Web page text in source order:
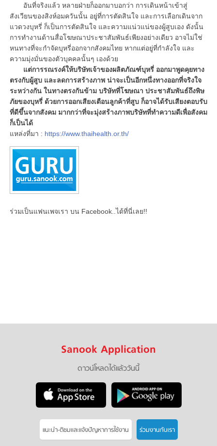
อันที่จริงแล้ว หลายฝ่ายก็ออกมาบอกว่า การเดินหน้าเข้าสู่
สังเวียนของสิงห์อมควันนั้น อยู่ที่การตัดสินใจ และการเลือกเดินจาก
แวดวงบุหรี่ ก็เป็นการตัดสินใจ และความแน่วแน่ของผู้สูบเอง ดังนั้น
การทำงานด้านสื่อโฆษณาประชาสัมพันธ์เพียงอย่างเดียว อาจไม่ใช่
หนทางที่จะกำจัดบุหรี่ออกจากสังคมไทย หากแต่อยู่ที่กำลังใจ และ
ความมุ่งมั่นของตัวบุคคลนั้นๆ เองด้วย
แต่การรณรงค์ให้บริษัทเจ้าของผลิตภัณฑ์บุหรี่ ออกมาพูดคุยทาง
ตรงกับผู้สูบ และลดการสร้างภาพ น่าจะเป็นอีกหนึ่งทางออกที่จริงใจ
ระหว่างกัน ในทางตรงกันข้าม บริษัทที่โฆษณา ประชาสัมพันธ์ถึงพิษ
ภัยของบุหรี่ ด้วยการออกเสียงเตือนลูกค้าที่สูบ ก็อาจได้รับเสียงตอบรับ
ที่ดีขึ้นจากสังคม มากกว่าที่จะมุ่งสร้างภาพบริษัทที่ทำความดีเพื่อสังคม
ก็เป็นได้
แหล่งที่มา : https://www.thaihealth.or.th/
ร่วมเป็นแฟนเพจเรา บน Facebook..ได้ที่นี่เลย!!
Sanook Application
ดาวน์โหลดได้แล้ววันนี้
แนะนำ-ติชมเเละแจ้งปัญหาการใช้งาน ร่วมงานกับเรา